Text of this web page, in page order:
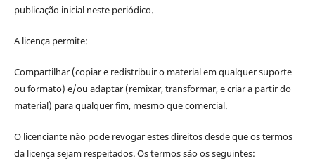
publicação inicial neste periódico.
A licença permite:
Compartilhar (copiar e redistribuir o material em qualquer suporte
ou formato) e/ou adaptar (remixar, transformar, e criar a partir do
material) para qualquer fim, mesmo que comercial.
O licenciante não pode revogar estes direitos desde que os termos
da licença sejam respeitados. Os termos são os seguintes: